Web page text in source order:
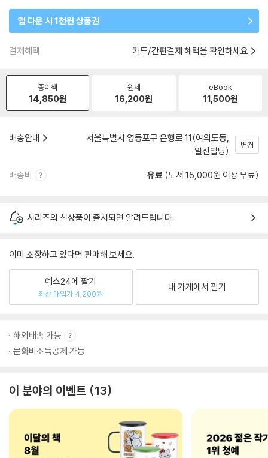
앱 다운 시 1천원 상품권
결제혜택 카드/간편결제 혜택을 확인하세요
종이책
14,850원
원제
16,200원
eBook
11,500원
배송안내
서울특별시 영등포구 은행로 11(여의도동,
일신빌딩)
변경
배송비 유료 (도서 15,000원 이상 무료)
시리즈의 신상품이 출시되면 알려드립니다.
이미 소장하고 있다면 판매해 보세요.
예스24에 팔기
최상 매입가 4,200원
내 가게에서 팔기
해외배송 가능
문화비소득공제 가능
이 분야의 이벤트 13